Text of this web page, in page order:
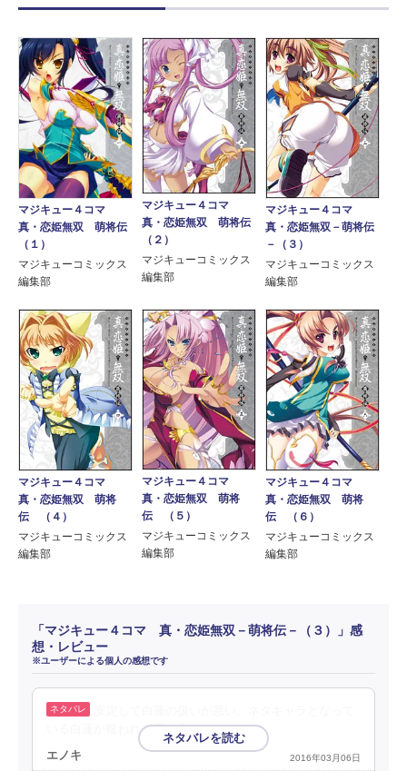
マジキュー４コマ
真・恋姫無双 萌将伝
（１）
マジキューコミックス
編集部
マジキュー４コマ
真・恋姫無双 萌将伝
（２）
マジキューコミックス
編集部
マジキュー４コマ
真・恋姫無双－萌将伝
－（３）
マジキューコミックス
編集部
マジキュー４コマ
真・恋姫無双 萌将
伝 （４）
マジキューコミックス
編集部
マジキュー４コマ
真・恋姫無双 萌将
伝 （５）
マジキューコミックス
編集部
マジキュー４コマ
真・恋姫無双 萌将
伝 （６）
マジキューコミックス
編集部
「マジキュー４コマ 真・恋姫無双－萌将伝－（３）」感
想・レビュー
※ユーザーによる個人の感想です
いる白蓮が報われる日は来るのだろうか。
エノキ 2016年03月06日